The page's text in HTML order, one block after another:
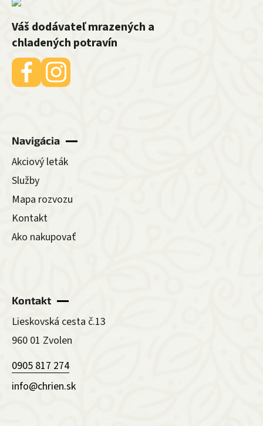
Váš dodávateľ mrazených a
chladených potravín
Navigácia
Akciový leták
Služby
Mapa rozvozu
Kontakt
Ako nakupovať
Kontakt
Lieskovská cesta č.13
960 01 Zvolen
0905 817 274
info@chrien.sk